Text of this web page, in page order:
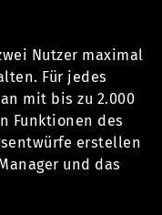
Nutzer maximal
Für jedes
mit bis zu 2.000
Funktionen des
erstellen
und das